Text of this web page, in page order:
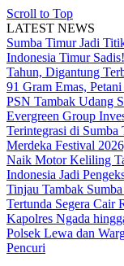
Scroll to Top
LATEST NEWS
Sumba Timur Jadi
Indonesia Timur
Tahun, Digantung
91 Gram Emas,
PSN Tambak Udang
Evergreen Group
Terintegrasi di Sumba
Merdeka Festival
Naik Motor Keliling
Indonesia Jadi
Tinjau Tambak
Tertunda Segera Cair
Kapolres Ngada
Polsek Lewa dan
Pencuri